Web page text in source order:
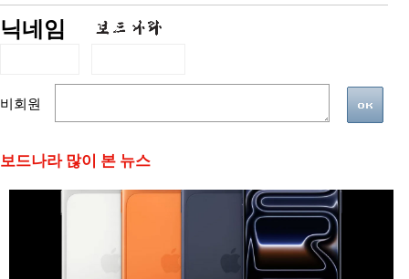
닉네임
비회원
보드나라 많이 본 뉴스